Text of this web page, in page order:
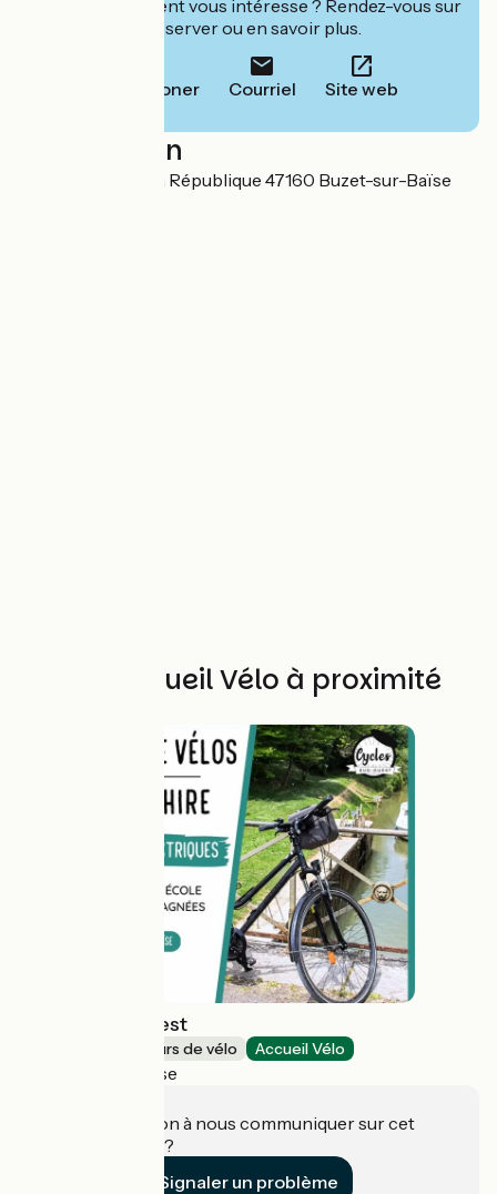
Cet établissement vous intéresse ? Rendez-vous sur
leur site pour réserver ou en savoir plus.
Téléphoner Courriel Site web
Localisation
58 Boulevard de la République 47160 Buzet-sur-Baïse
Autres Accueil Vélo à proximité
Cycles Sud-Ouest
Loueurs/réparateurs de vélo Accueil Vélo
Buzet-sur-Baïse
Une information à nous communiquer sur cet
établissement ?
Signaler un problème